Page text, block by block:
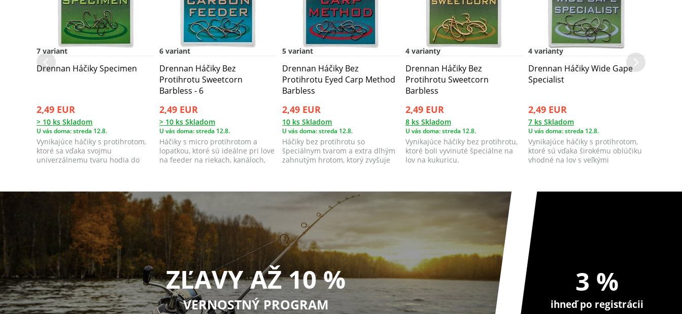
7 variant
Drennan Háčiky Specimen
2,49 EUR
> 10 ks Skladom
U vás doma: streda 12.8.
Vynikajúce háčiky s protihrotom,
ktoré sa vďaka svojmu
univerzálnemu tvaru hodia do
6 variant
Drennan Háčiky Bez
Protihrotu Sweetcorn
Barbless - 6
2,49 EUR
> 10 ks Skladom
U vás doma: streda 12.8.
Háčiky s micro protihrotom a
lopatkou, ktoré sú ideálne pri love
na feeder na riekach, kanáloch,
5 variant
Drennan Háčiky Bez
Protihrotu Eyed Carp Method
Barbless
2,49 EUR
10 ks Skladom
U vás doma: streda 12.8.
Háčiky bez protihrotu so
špeciálnym tvarom a extra dlhým
zahnutým hrotom, ktorý zvyšuje
4 varianty
Drennan Háčiky Bez
Protihrotu Sweetcorn
Barbless
2,49 EUR
8 ks Skladom
U vás doma: streda 12.8.
Vynikajúce háčiky bez protihrotu,
ktoré boli vyvinuté špeciálne na
lov na kukuricu.
4 varianty
Drennan Háčiky Wide Gape
Specialist
2,49 EUR
7 ks Skladom
U vás doma: streda 12.8.
Vynikajúce háčiky s protihrotom,
ktoré sú vďaka širokému oblúčiku
vhodné na lov s veľkými
ZĽAVY AŽ 10 %
VERNOSTNÝ PROGRAM
3 %
ihneď po registrácii